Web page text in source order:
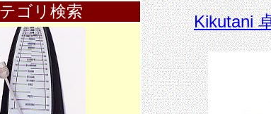
ゴリ検索
Kikutani